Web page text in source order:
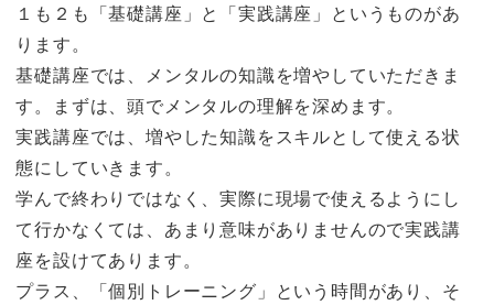
１も２も「基礎講座」と「実践講座」というものがあ
ります。
基礎講座では、メンタルの知識を増やしていただきま
す。まずは、頭でメンタルの理解を深めます。
実践講座では、増やした知識をスキルとして使える状
態にしていきます。
学んで終わりではなく、実際に現場で使えるようにし
て行かなくては、あまり意味がありませんので実践講
座を設けてあります。
プラス、「個別トレーニング」という時間があり、そ